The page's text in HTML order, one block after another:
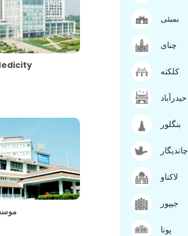
بمبئی
چنای
کلکته
حیدرآباد
بنگلور
چاندیگار
لاکناو
جیپور
پونا